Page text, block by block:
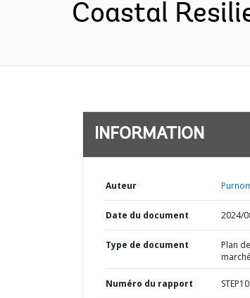
Coastal
INFORMATION
Auteur
Date du document 2024/
Type de document
Plan
Numéro du rapport